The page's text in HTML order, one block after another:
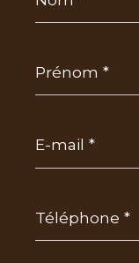
*
mail
*